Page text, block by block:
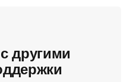
другими